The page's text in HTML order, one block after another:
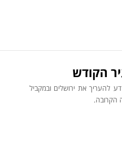
הקודש
להעריך את ירושלים ובמקביל
הקרובה.